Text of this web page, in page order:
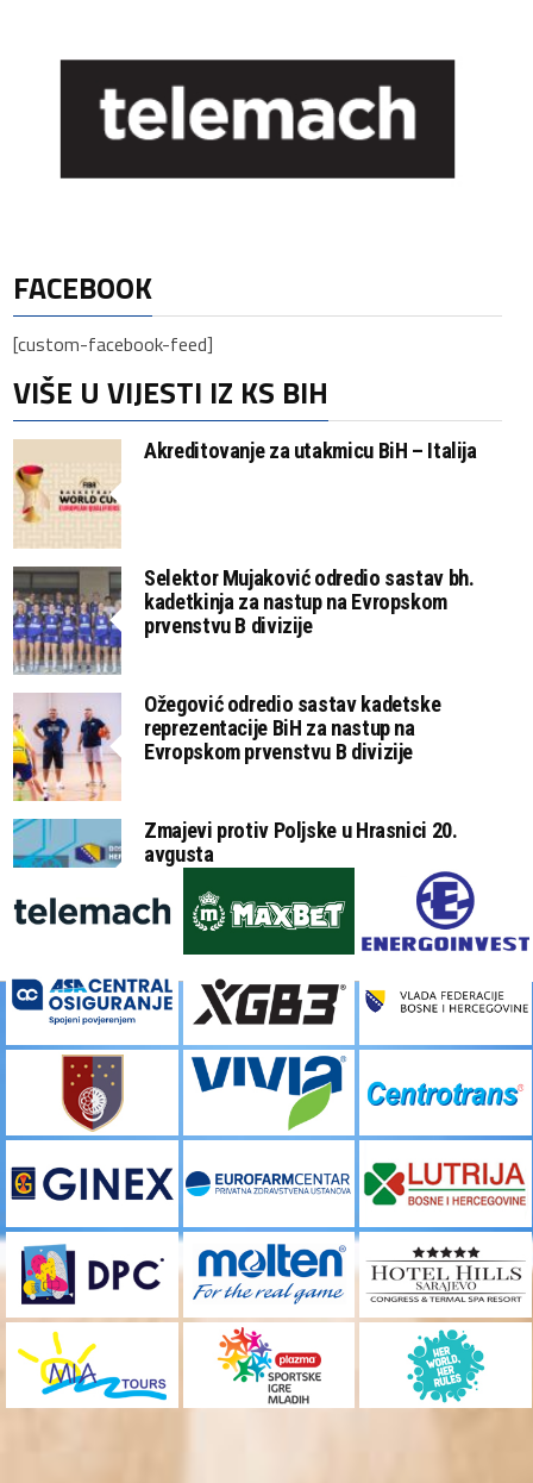
FACEBOOK
[custom-facebook-feed]
VIŠE U VIJESTI IZ KS BIH
Akreditovanje za utakmicu BiH – Italija
Selektor Mujaković odredio sastav bh.
kadetkinja za nastup na Evropskom
prvenstvu B divizije
Ožegović odredio sastav kadetske
reprezentacije BiH za nastup na
Evropskom prvenstvu B divizije
Zmajevi protiv Poljske u Hrasnici 20.
avgusta